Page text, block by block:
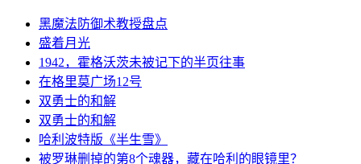
黑魔法防御术教授盘点
盛着月光
1942，霍格沃茨未被记下的半页往事
在格里莫广场12号
双勇士的和解
双勇士的和解
哈利波特版《半生雪》
被罗琳删掉的第8个魂器，藏在哈利的眼镜里？